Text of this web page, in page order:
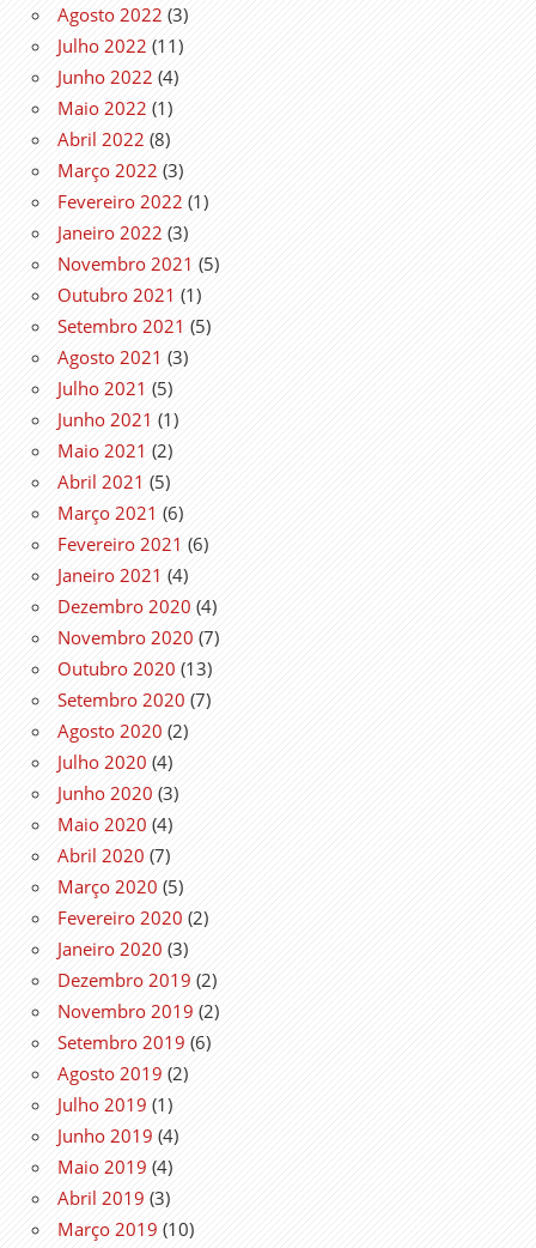
Agosto 2022 (3)
Julho 2022 (11)
Junho 2022 (4)
Maio 2022 (1)
Abril 2022 (8)
Março 2022 (3)
Fevereiro 2022 (1)
Janeiro 2022 (3)
Novembro 2021 (5)
Outubro 2021 (1)
Setembro 2021 (5)
Agosto 2021 (3)
Julho 2021 (5)
Junho 2021 (1)
Maio 2021 (2)
Abril 2021 (5)
Março 2021 (6)
Fevereiro 2021 (6)
Janeiro 2021 (4)
Dezembro 2020 (4)
Novembro 2020 (7)
Outubro 2020 (13)
Setembro 2020 (7)
Agosto 2020 (2)
Julho 2020 (4)
Junho 2020 (3)
Maio 2020 (4)
Abril 2020 (7)
Março 2020 (5)
Fevereiro 2020 (2)
Janeiro 2020 (3)
Dezembro 2019 (2)
Novembro 2019 (2)
Setembro 2019 (6)
Agosto 2019 (2)
Julho 2019 (1)
Junho 2019 (4)
Maio 2019 (4)
Abril 2019 (3)
Março 2019 (10)